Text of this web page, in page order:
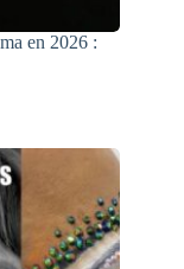
en 2026 :